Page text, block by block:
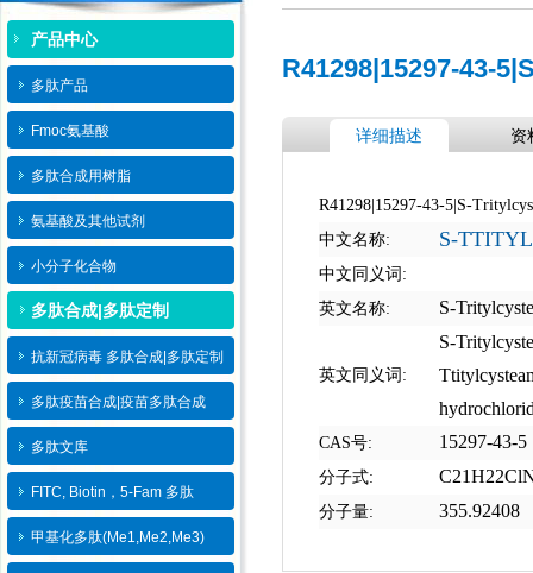
产品中心
多肽产品
Fmoc氨基酸
多肽合成用树脂
氨基酸及其他试剂
小分子化合物
多肽合成|多肽定制
抗新冠病毒 多肽合成|多肽定制
多肽疫苗合成|疫苗多肽​合成
多肽文库
FITC, Biotin，5-Fam 多肽
甲基化多肽(Me1,Me2,Me3)
R41298|15297-43-
详细描述 资
R41298|15297-43-5|S-
中文名称:
S-
中文同义词:
英文名称:
S-
英文同义词:
S-
CAS号: 15297-43-5
分子式:
分子量: 355.92408